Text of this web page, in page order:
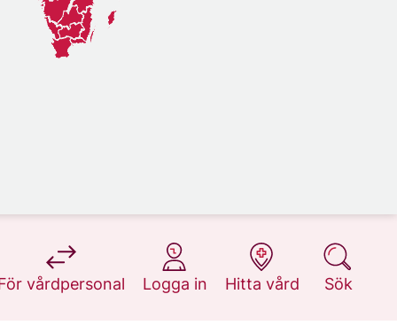
vårdpersonal
på 1177.se
Logga in
på 1177.se
Hitta vård
på 1177.se
Sök
på 1177.se